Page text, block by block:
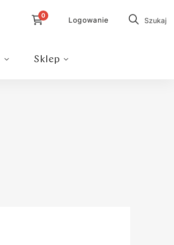
Logowanie Szukaj
Sklep